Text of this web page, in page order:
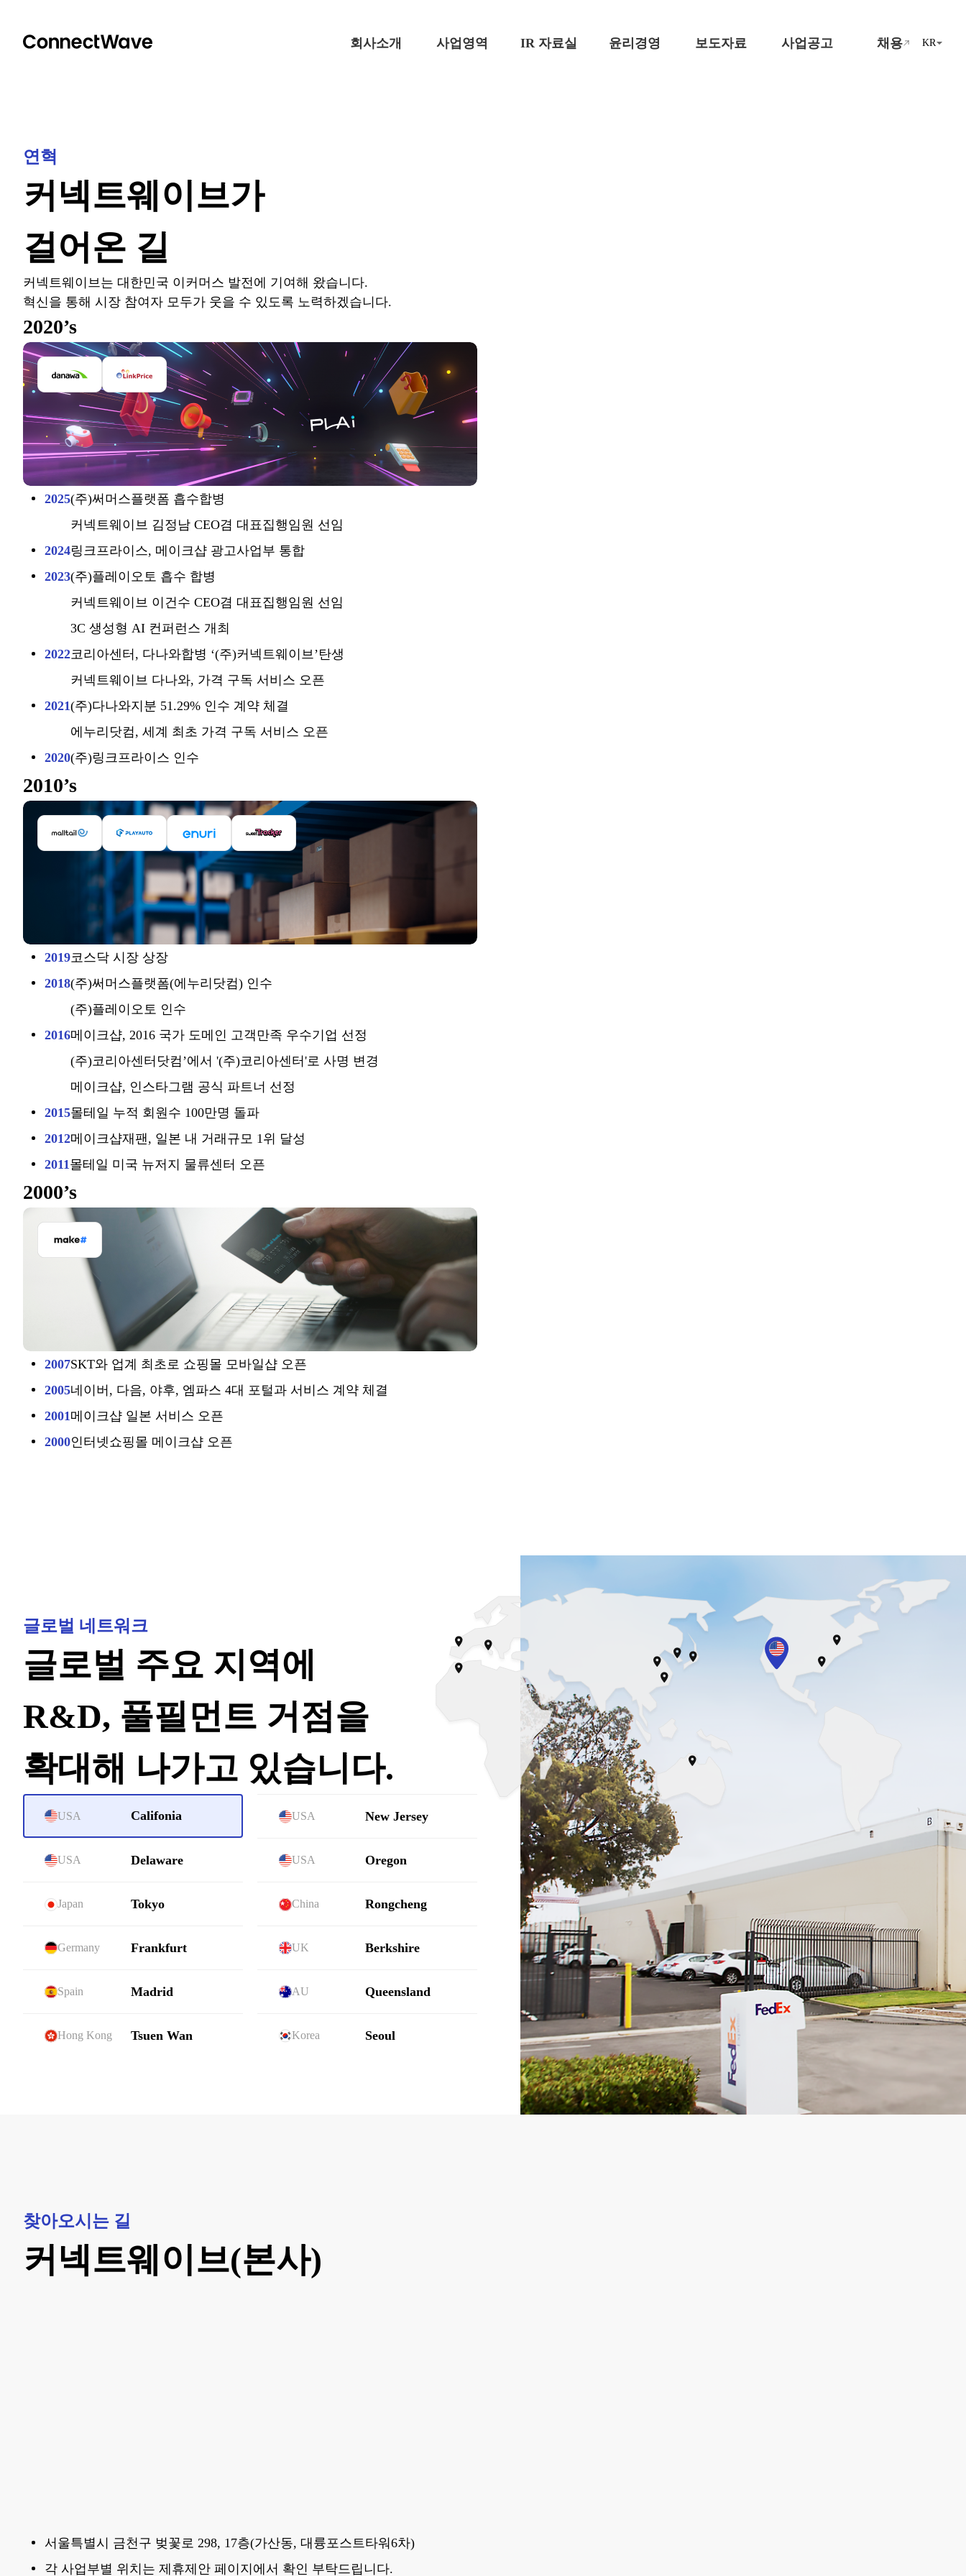
회사소개 사업영역 IR 자료실 윤리경영 보도자료 사업공고 채용 KR
연혁
커넥트웨이브가
걸어온 길
커넥트웨이브는 대한민국 이커머스 발전에
기여해 왔습니다.
혁신을 통해 시장 참여자 모두가 웃을 수 있도록 노력하겠습니다.
2020’s
2025(주)써머스플랫폼 흡수합병
커넥트웨이브 김정남 CEO겸 대표집행임원 선임
2024링크프라이스, 메이크샵 광고사업부 통합
2023(주)플레이오토 흡수 합병
커넥트웨이브 이건수 CEO겸 대표집행임원 선임
3C 생성형 AI 컨퍼런스 개최
2022코리아센터, 다나와합병 ‘(주)커넥트웨이브’탄생
커넥트웨이브 다나와, 가격 구독 서비스 오픈
2021(주)다나와지분 51.29% 인수 계약 체결
에누리닷컴, 세계 최초 가격 구독 서비스 오픈
2020(주)링크프라이스 인수
2010’s
2019코스닥 시장 상장
2018(주)써머스플랫폼(에누리닷컴) 인수
(주)플레이오토 인수
2016메이크샵, 2016 국가 도메인 고객만족 우수기업 선정
(주)코리아센터닷컴’에서 '(주)코리아센터'로 사명 변경
메이크샵, 인스타그램 공식 파트너 선정
2015몰테일 누적 회원수 100만명 돌파
2012메이크샵재팬, 일본 내 거래규모 1위 달성
2011몰테일 미국 뉴저지 물류센터 오픈
2000’s
2007SKT와 업계 최초로 쇼핑몰 모바일샵 오픈
2005네이버, 다음, 야후, 엠파스 4대 포털과 서비스 계약 체결
2001메이크샵 일본 서비스 오픈
2000인터넷쇼핑몰 메이크샵 오픈
글로벌 네트워크
글로벌 주요 지역에
R&D, 풀필먼트 거점을
확대해 나가고 있습니다.
USA Califonia USA New Jersey
USA Delaware USA Oregon
Japan Tokyo China Rongcheng
Germany Frankfurt UK Berkshire
Spain Madrid AU Queensland
Hong Kong Tsuen Wan Korea Seoul
찾아오시는 길
커넥트웨이브(본사)
서울특별시 금천구 벚꽃로 298, 17층(가산동, 대륭포스트타워6차)
각 사업부별 위치는 제휴제안 페이지에서 확인 부탁드립니다.